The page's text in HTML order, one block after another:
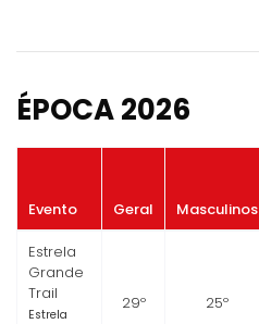
ÉPOCA 2026
Evento Geral Masculinos
Estrela
Grande
Trail
Estrela
29º 25º